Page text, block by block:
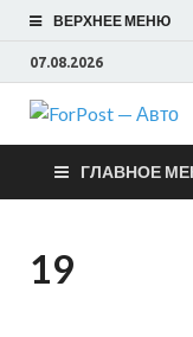
ВЕРХНЕЕ МЕНЮ
07.08.2026
ГЛАВНОЕ
19